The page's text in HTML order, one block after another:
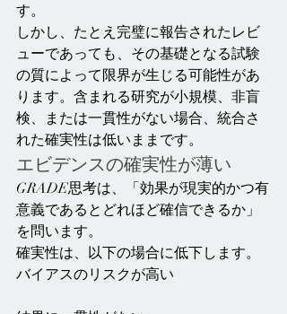
す。
しかし、たとえ完璧に報告されたレビ
ューであっても、その基礎となる試験
の質によって限界が生じる可能性があ
ります。含まれる研究が小規模、非盲
検、または一貫性がない場合、統合さ
れた確実性は低いままです。
エビデンスの確実性が薄い
GRADE思考は、「効果が現実的かつ有
意義であるとどれほど確信できるか」
を問います。
確実性は、以下の場合に低下します。
バイアスのリスクが高い